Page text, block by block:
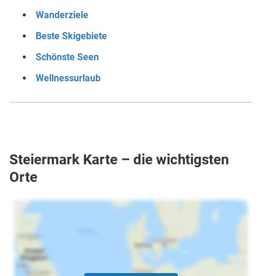
Wanderziele
Beste Skigebiete
Schönste Seen
Wellnessurlaub
Steiermark Karte – die wichtigsten
Orte